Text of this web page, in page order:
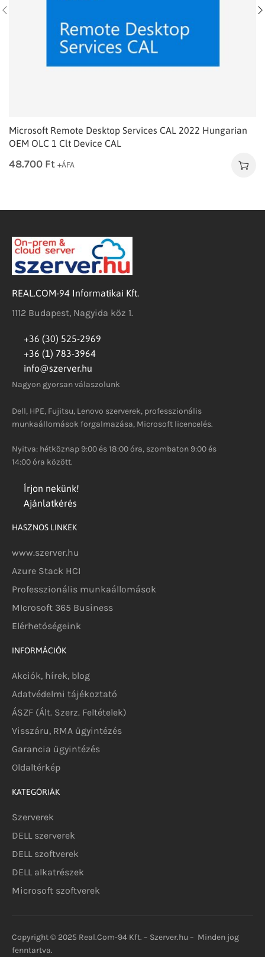
Microsoft Remote Desktop Services CAL 2022 Hungarian
OEM OLC 1 Clt Device CAL
48.700 Ft +ÁFA
REAL.COM-94 Informatikai Kft.
1112 Budapest, Nagyida köz 1.
+36 (30) 525-2969
+36 (1) 783-3964
info@szerver.hu
Nagyon gyorsan válaszolunk
Dell, HPE, Fujitsu, Lenovo szerverek, professzionális
munkaállomások forgalmazása, Microsoft licencelés.
Nyitva: hétköznap 9:00 és 18:00 óra, szombaton 9:00 és
14:00 óra között.
Írjon nekünk!
Ajánlatkérés
HASZNOS LINKEK
www.szerver.hu
Azure Stack HCI
Professzionális munkaállomások
MIcrosoft 365 Business
Elérhetőségeink
INFORMÁCIÓK
Akciók, hírek, blog
Adatvédelmi tájékoztató
ÁSZF (Ált. Szerz. Feltételek)
Visszáru, RMA ügyintézés
Garancia ügyintézés
Oldaltérkép
KATEGÓRIÁK
Szerverek
DELL szerverek
DELL szoftverek
DELL alkatrészek
Microsoft szoftverek
Copyright © 2025 Real.Com-94 Kft. – Szerver.hu – Minden jog
fenntartva.